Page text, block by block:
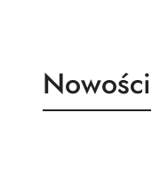
Produkty
o
Nowości
o